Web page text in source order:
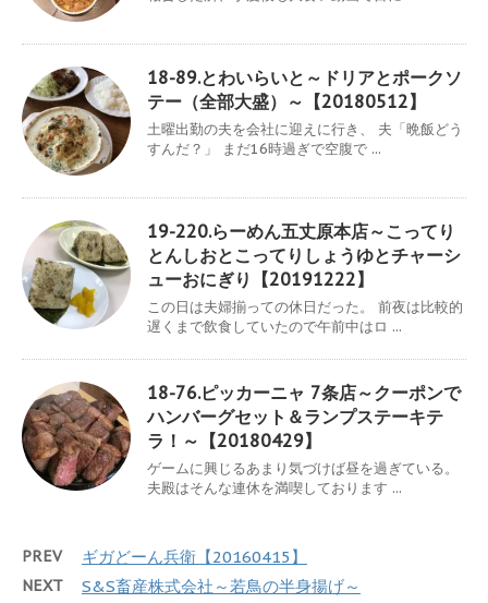
18-89.とわいらいと～ドリアとポークソ
テー（全部大盛）～【20180512】
土曜出勤の夫を会社に迎えに行き、 夫「晩飯どう
すんだ？」 まだ16時過ぎで空腹で ...
19-220.らーめん五丈原本店～こってり
とんしおとこってりしょうゆとチャーシ
ューおにぎり【20191222】
この日は夫婦揃っての休日だった。 前夜は比較的
遅くまで飲食していたので午前中はロ ...
18-76.ピッカーニャ 7条店～クーポンで
ハンバーグセット＆ランプステーキテ
ラ！～【20180429】
ゲームに興じるあまり気づけば昼を過ぎている。
夫殿はそんな連休を満喫しております ...
PREV ギガどーん兵衛【20160415】
NEXT
S&S畜産株式会社～若鳥の半身揚げ～